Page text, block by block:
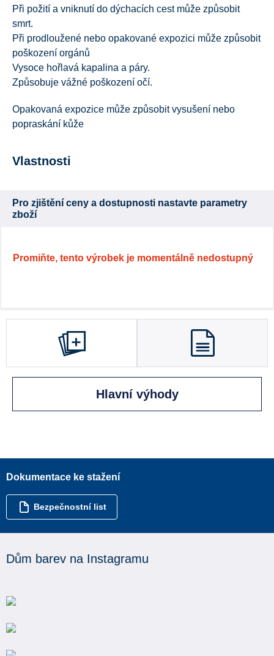
Při požití a vniknutí do dýchacích cest může způsobit
smrt.
Při prodloužené nebo opakované expozici může způsobit
poškození orgánů
Vysoce hořlavá kapalina a páry.
Způsobuje vážné poškození očí.
Opakovaná expozice může způsobit vysušení nebo
popraskání kůže
Vlastnosti
Pro zjištění ceny a dostupnosti nastavte parametry
zboží
Promiňte, tento výrobek je momentálně nedostupný
Hlavní výhody
Dokumentace ke stažení
Bezpečnostní list
Dům barev na Instagramu